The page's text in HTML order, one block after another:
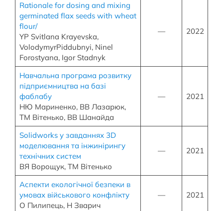
Rationale for dosing and mixing
germinated flax seeds with wheat
flour/
YP Svitlana Krayevska,
VolodymyrPiddubnyi, Ninel
Forostyana, Igor Stadnyk
— 2022
Навчальна програма розвитку
підприємництва на базі
фаблабу
НЮ Мариненко, ВВ Лазарюк,
ТМ Вітенько, ВВ Шанайда
— 2021
Solidworks у завданнях 3D
моделювання та інжинірингу
технічних систем
ВЯ Ворощук, ТМ Вітенько
— 2021
Аспекти екологічної безпеки в
умовах військового конфлікту
О Пилипець, Н Зварич
— 2021